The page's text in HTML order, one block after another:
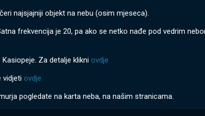
najsjajniji objekt na nebu (osim mjeseca).
frekvencija je 20, pa ako se netko nađe pod vedrim
Za detalje klikni ovdje
vidjeti ovdje
pogledate na karta neba, na našim stranicama.